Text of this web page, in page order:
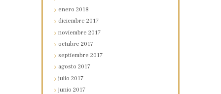
enero2018
diciembre2017
noviembre2017
octubre2017
septiembre2017
agosto2017
julio2017
junio2017